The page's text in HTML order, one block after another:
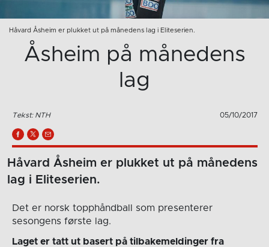
Håvard Åsheim er plukket ut på månedens lag i Eliteserien.
Åsheim på månedens
lag
Tekst: NTH 05/10/2017
Håvard Åsheim er plukket ut på månedens
lag i Eliteserien.
Det er norsk topphåndball som presenterer
sesongens første lag.
Laget er tatt ut basert på tilbakemeldinger fra